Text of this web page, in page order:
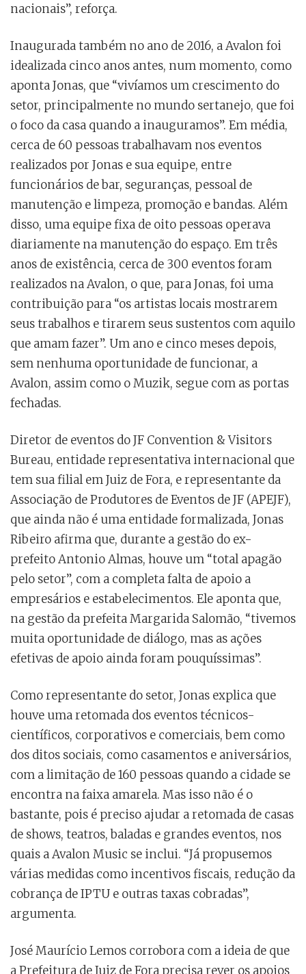
nacionais”, reforça.
Inaugurada também no ano de 2016, a Avalon foi
idealizada cinco anos antes, num momento, como
aponta Jonas, que “vivíamos um crescimento do
setor, principalmente no mundo sertanejo, que foi
o foco da casa quando a inauguramos”. Em média,
cerca de 60 pessoas trabalhavam nos eventos
realizados por Jonas e sua equipe, entre
funcionários de bar, seguranças, pessoal de
manutenção e limpeza, promoção e bandas. Além
disso, uma equipe fixa de oito pessoas operava
diariamente na manutenção do espaço. Em três
anos de existência, cerca de 300 eventos foram
realizados na Avalon, o que, para Jonas, foi uma
contribuição para “os artistas locais mostrarem
seus trabalhos e tirarem seus sustentos com aquilo
que amam fazer”. Um ano e cinco meses depois,
sem nenhuma oportunidade de funcionar, a
Avalon, assim como o Muzik, segue com as portas
fechadas.
Diretor de eventos do JF Convention & Visitors
Bureau, entidade representativa internacional que
tem sua filial em Juiz de Fora, e representante da
Associação de Produtores de Eventos de JF (APEJF),
que ainda não é uma entidade formalizada, Jonas
Ribeiro afirma que, durante a gestão do ex-
prefeito Antonio Almas, houve um “total apagão
pelo setor”, com a completa falta de apoio a
empresários e estabelecimentos. Ele aponta que,
na gestão da prefeita Margarida Salomão, “tivemos
muita oportunidade de diálogo, mas as ações
efetivas de apoio ainda foram pouquíssimas”.
Como representante do setor, Jonas explica que
houve uma retomada dos eventos técnicos-
científicos, corporativos e comerciais, bem como
dos ditos sociais, como casamentos e aniversários,
com a limitação de 160 pessoas quando a cidade se
encontra na faixa amarela. Mas isso não é o
bastante, pois é preciso ajudar a retomada de casas
de shows, teatros, baladas e grandes eventos, nos
quais a Avalon Music se inclui. “Já propusemos
várias medidas como incentivos fiscais, redução da
cobrança de IPTU e outras taxas cobradas”,
argumenta.
José Maurício Lemos corrobora com a ideia de que
a Prefeitura de Juiz de Fora precisa rever os apoios